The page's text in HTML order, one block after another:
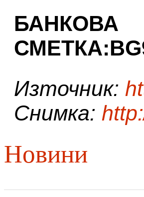
БАНКОВА
Източник:
Снимка:
Новини